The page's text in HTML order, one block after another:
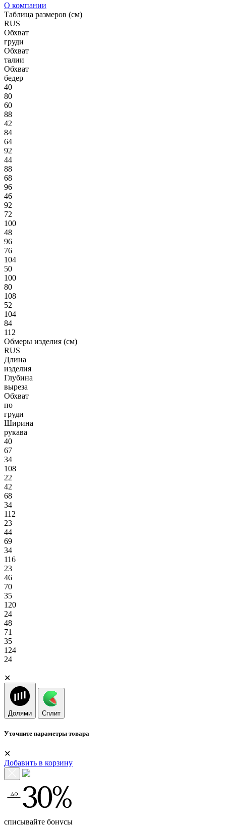
О компании
Таблица размеров (см)
RUS
Обхват
груди
Обхват
талии
Обхват
бедер
40
80
60
88
42
84
64
92
44
88
68
96
46
92
72
100
48
96
76
104
50
100
80
108
52
104
84
112
Обмеры изделия (см)
RUS
Длина
изделия
Глубина
выреза
Обхват
по
груди
Ширина
рукава
40
67
34
108
22
42
68
34
112
23
44
69
34
116
23
46
70
35
120
24
48
71
35
124
24
✕
Долями Сплит
Уточните параметры товара
✕
Добавить в корзину
списывайте бонусы